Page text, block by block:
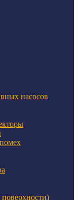
насосов